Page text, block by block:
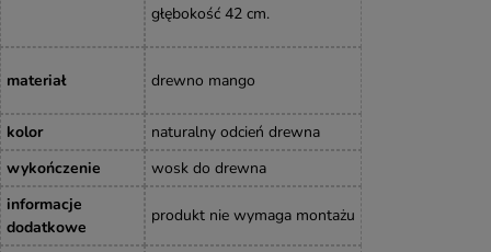
głębokość 42 cm.
materiał drewno mango
kolor
naturalny odcień drewna
wykończenie
wosk do drewna
informacje
dodatkowe
produkt nie wymaga montażu